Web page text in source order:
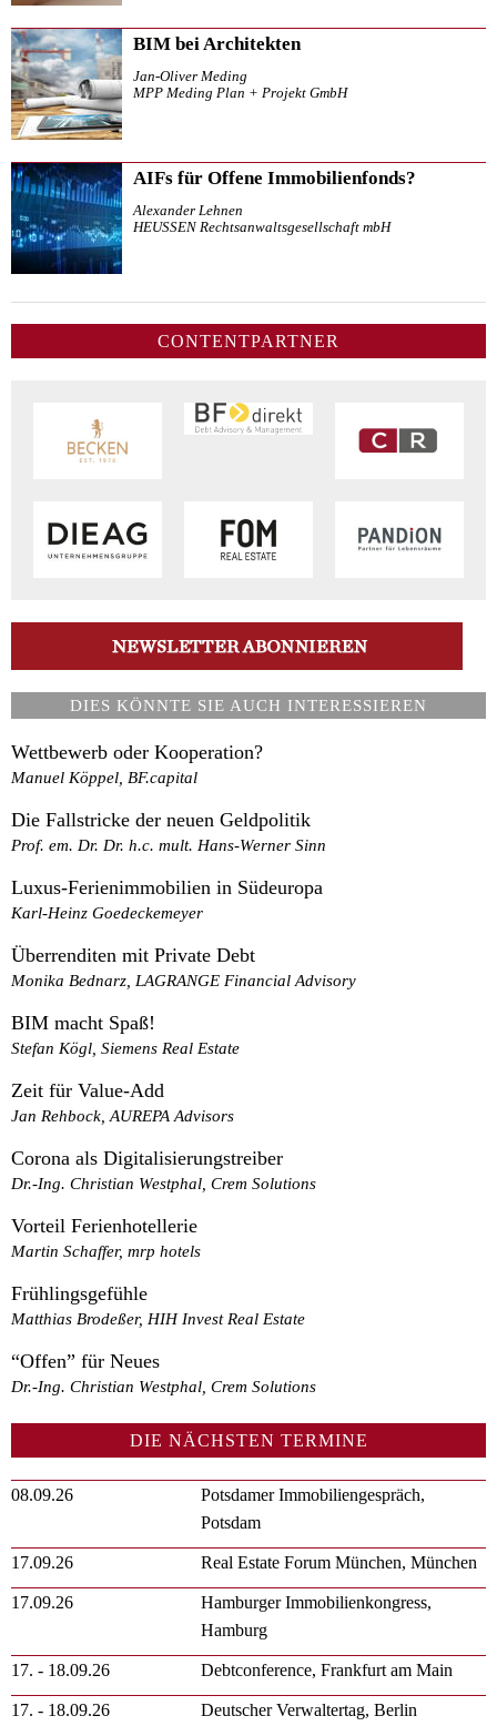
BIM bei Architekten
Jan-Oliver Meding
MPP Meding Plan + Projekt GmbH
AIFs für Offene Immobilienfonds?
Alexander Lehnen
HEUSSEN Rechtsanwaltsgesellschaft mbH
CONTENTPARTNER
DIES KÖNNTE SIE AUCH INTERESSIEREN
Wettbewerb oder Kooperation?
Manuel Köppel, BF.capital
Die Fallstricke der neuen Geldpolitik
Prof. em. Dr. Dr. h.c. mult. Hans-Werner Sinn
Luxus-Ferienimmobilien in Südeuropa
Karl-Heinz Goedeckemeyer
Überrenditen mit Private Debt
Monika Bednarz, LAGRANGE Financial Advisory
BIM macht Spaß!
Stefan Kögl, Siemens Real Estate
Zeit für Value-Add
Jan Rehbock, AUREPA Advisors
Corona als Digitalisierungstreiber
Dr.-Ing. Christian Westphal, Crem Solutions
Vorteil Ferienhotellerie
Martin Schaffer, mrp hotels
Frühlingsgefühle
Matthias Brodeßer, HIH Invest Real Estate
“Offen” für Neues
Dr.-Ing. Christian Westphal, Crem Solutions
DIE NÄCHSTEN TERMINE
08.09.26
Potsdamer Immobiliengespräch,
Potsdam
17.09.26 Real Estate Forum München, München
17.09.26
Hamburger Immobilienkongress,
Hamburg
17. - 18.09.26 Debtconference, Frankfurt am Main
17. - 18.09.26 Deutscher Verwaltertag, Berlin